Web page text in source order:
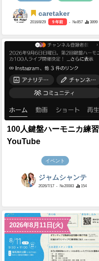
caretaker
2016/8/29 9 年前 - №857 3899
100人鍵盤ハーモニカ練習
YouTube
イベント
ジャムシャンテ
2026/7/17 - №20083 154
2026年8月11日(火)